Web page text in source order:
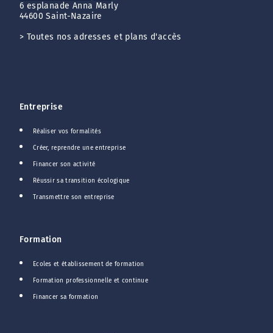
6 esplanade Anna Marly
44600 Saint-Nazaire
> Toutes nos adresses et plans d'accès
Entreprise
Réaliser vos formalités
Créer, reprendre une entreprise
Financer son activité
Réussir sa transition écologique
Transmettre son entreprise
Formation
Ecoles et établissement de formation
Formation professionnelle et continue
Financer sa formation